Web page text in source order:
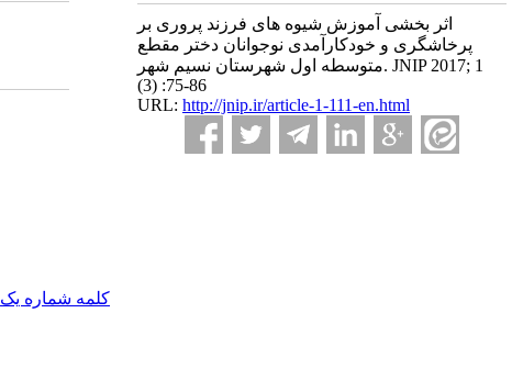
اثر بخشی آموزش شیوه های فرزند پروری بر
پرخاشگری و خودکارآمدی نوجوانان دختر مقطع
متوسطه اول شهرستان نسیم شهر. JNIP 2017; 1
(3) :75-86
URL: http://jnip.ir/article-1-111-en.html
کلمه شماره یک